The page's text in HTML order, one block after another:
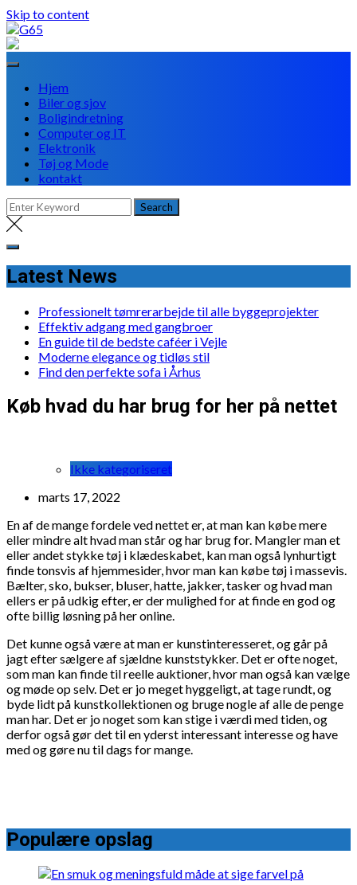
Skip to content
Hjem
Biler og sjov
Boligindretning
Computer og IT
Elektronik
Tøj og Mode
kontakt
Latest News
Professionelt tømrerarbejde til alle byggeprojekter
Effektiv adgang med gangbroer
En guide til de bedste caféer i Vejle
Moderne elegance og tidløs stil
Find den perfekte sofa i Århus
Køb hvad du har brug for her på nettet
Ikke kategoriseret
marts 17, 2022
En af de mange fordele ved nettet er, at man kan købe mere
eller mindre alt hvad man står og har brug for. Mangler man et
eller andet stykke tøj i klædeskabet, kan man også lynhurtigt
finde tonsvis af hjemmesider, hvor man kan købe tøj i massevis.
Bælter, sko, bukser, bluser, hatte, jakker, tasker og hvad man
ellers er på udkig efter, er der mulighed for at finde en god og
ofte billig løsning på her online.
Det kunne også være at man er kunstinteresseret, og går på
jagt efter sælgere af sjældne kunststykker. Det er ofte noget,
som man kan finde til reelle auktioner, hvor man også kan vælge
og møde op selv. Det er jo meget hyggeligt, at tage rundt, og
byde lidt på kunstkollektionen og bruge nogle af alle de penge
man har. Det er jo noget som kan stige i værdi med tiden, og
derfor også gør det til en yderst interessant interesse og have
med og gøre nu til dags for mange.
Populære opslag